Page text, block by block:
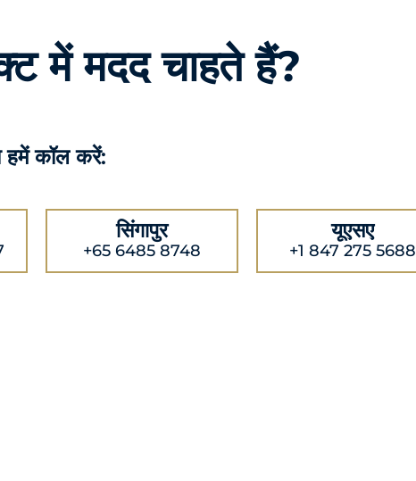
में मदद चाहते हैं?
हमें कॉल करें:
सिंगापुर
+65 6485 8748
यूएसए
+1 847 275 5688